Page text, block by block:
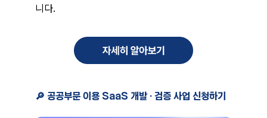
니다.
🔎 공공부문 이용 SaaS 개발 · 검증 사업 신청하기